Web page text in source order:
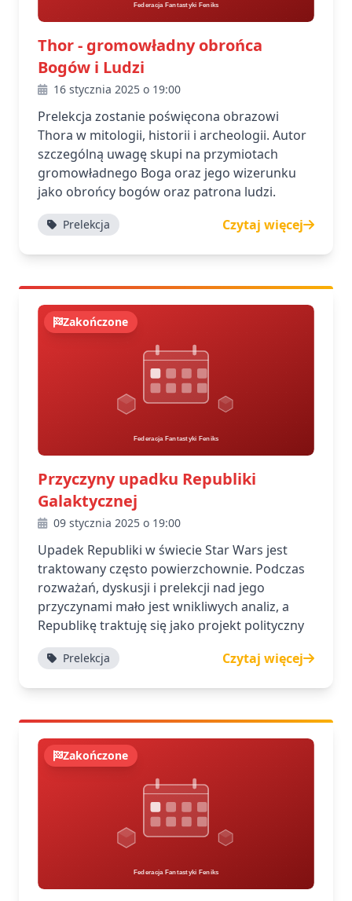
Thor - gromowładny obrońca
Bogów i Ludzi
16 stycznia 2025 o 19:00
Prelekcja zostanie poświęcona obrazowi
Thora w mitologii, historii i archeologii. Autor
szczególną uwagę skupi na przymiotach
gromowładnego Boga oraz jego wizerunku
jako obrońcy bogów oraz patrona ludzi.
Prelekcja Czytaj więcej
Zakończone
Przyczyny upadku Republiki
Galaktycznej
09 stycznia 2025 o 19:00
Upadek Republiki w świecie Star Wars jest
traktowany często powierzchownie. Podczas
rozważań, dyskusji i prelekcji nad jego
przyczynami mało jest wnikliwych analiz, a
Republikę traktuję się jako projekt polityczny
Prelekcja Czytaj więcej
Zakończone